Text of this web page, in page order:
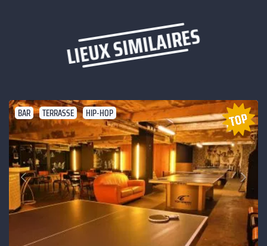
LIEUX SIMILAIRES
BAR TERRASSE HIP-HOP
Précédent
Suivant